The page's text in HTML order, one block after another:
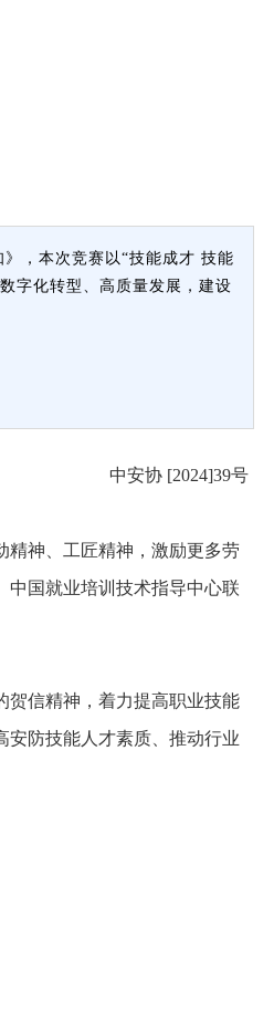
，本次竞赛以“技能成才 技能
字化转型、高质量发展，建设
中安协 [2024]39号
神、工匠精神，激励更多劳
中国就业培训技术指导中心联
信精神，着力提高职业技能
安防技能人才素质、推动行业